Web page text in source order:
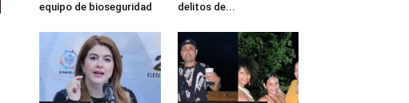
equipo de bioseguridad
delitos de...